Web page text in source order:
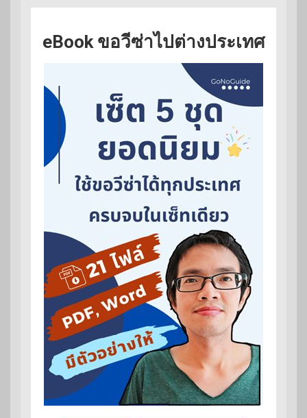
eBook ขอวีซ่าไปต่างประเทศ